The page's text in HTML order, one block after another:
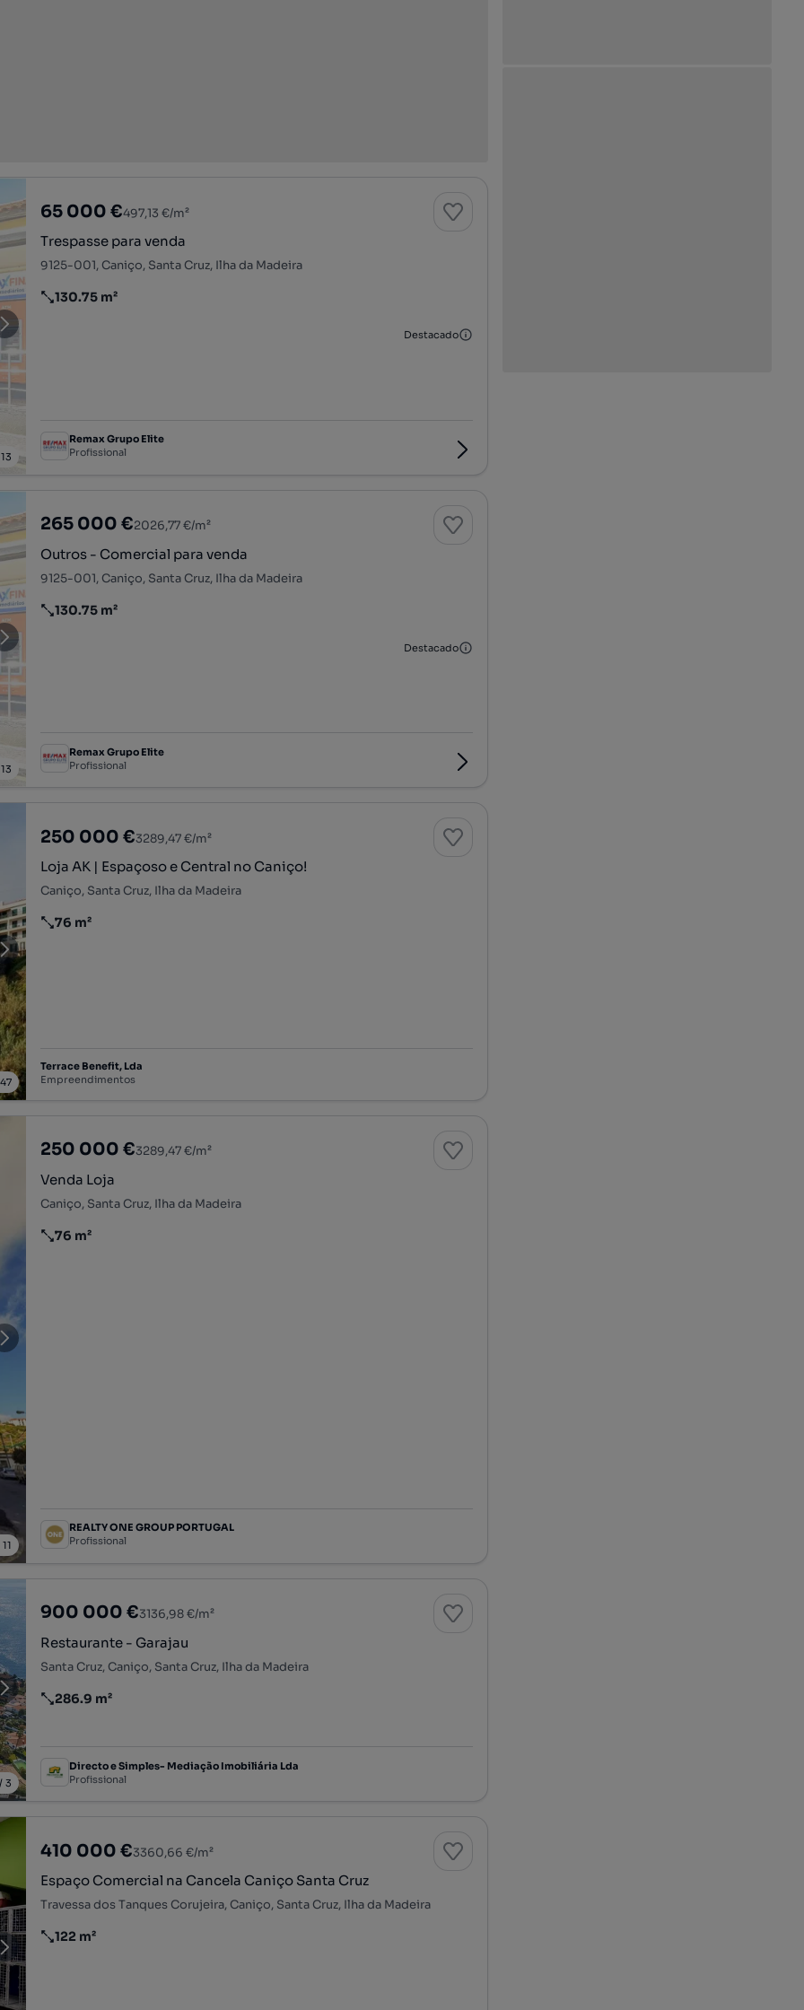
13
65 000 €497,13 €/m²
Trespasse para venda
9125-001, Caniço, Santa Cruz, Ilha da Madeira
Preço por metro quadrado
130.75 m²
Destacado
Remax Grupo Elite
Profissional
13
265 000 €2026,77 €/m²
Outros - Comercial para venda
9125-001, Caniço, Santa Cruz, Ilha da Madeira
Preço por metro quadrado
130.75 m²
Destacado
Remax Grupo Elite
Profissional
47
250 000 €3289,47 €/m²
Loja AK | Espaçoso e Central no Caniço!
Caniço, Santa Cruz, Ilha da Madeira
Preço por metro quadrado
76 m²
Terrace Benefit, Lda
Empreendimentos
11
250 000 €3289,47 €/m²
Venda Loja
Caniço, Santa Cruz, Ilha da Madeira
Preço por metro quadrado
76 m²
REALTY ONE GROUP PORTUGAL
Profissional
3
900 000 €3136,98 €/m²
Restaurante - Garajau
Santa Cruz, Caniço, Santa Cruz, Ilha da Madeira
Preço por metro quadrado
286.9 m²
Directo e Simples- Mediação Imobiliária Lda
Profissional
410 000 €3360,66 €/m²
Espaço Comercial na Cancela Caniço Santa Cruz
Travessa dos Tanques Corujeira, Caniço, Santa Cruz, Ilha da Madeira
Preço por metro quadrado
122 m²